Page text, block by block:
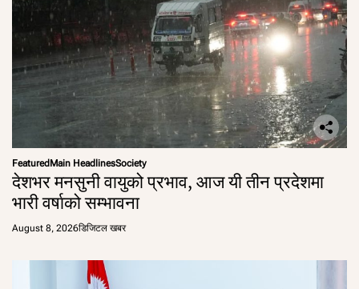
FeaturedMain HeadlinesSociety
देशभर मनसुनी वायुको प्रभाव, आज यी तीन प्रदेशमा
भारी वर्षाको सम्भावना
August 8, 2026डिजिटल खबर